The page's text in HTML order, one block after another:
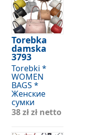
Torebka
damska
3793
Torebki *
WOMEN
BAGS *
Женские
сумки
38 złzł netto